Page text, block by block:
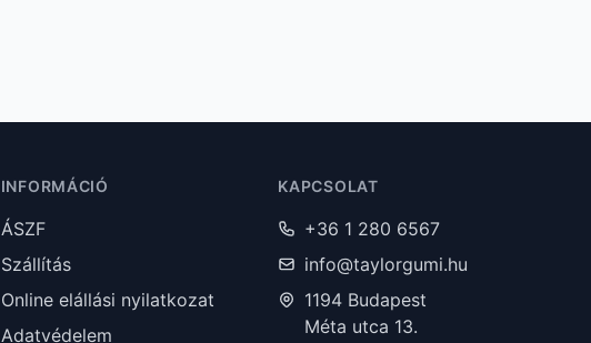
INFORMÁCIÓ
ÁSZF
Szállítás
Online elállási nyilatkozat
Adatvédelem
KAPCSOLAT
+36 1 280 6567
info@taylorgumi.hu
1194 Budapest
Méta utca 13.